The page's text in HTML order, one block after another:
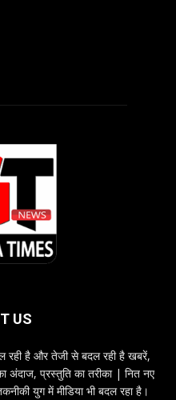
US
रही है और तेजी से बदल रही है खबरें,
अंदाज, प्रस्तुति का तरीका | नित नए
युग में मीडिया भी बदल रहा है।